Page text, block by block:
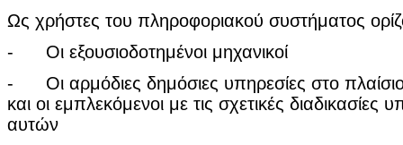
Ως χρήστες του πληροφοριακού συστήματος
- Οι εξουσιοδοτημένοι μηχανικοί
- Οι αρμόδιες δημόσιες υπηρεσίες στο
και οι εμπλεκόμενοι με τις σχετικές
αυτών